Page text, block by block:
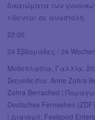
δικαιώματα των
τίθενται σε αναστολή.
22:00
24 Εβδομάδες / 24
Μυθοπλασία, Γαλλία,
Σκηνοθεσία: Anne Zohra
Zohra Berrached |
Deutsches Fernsehen
| Διανομή: Feelgood